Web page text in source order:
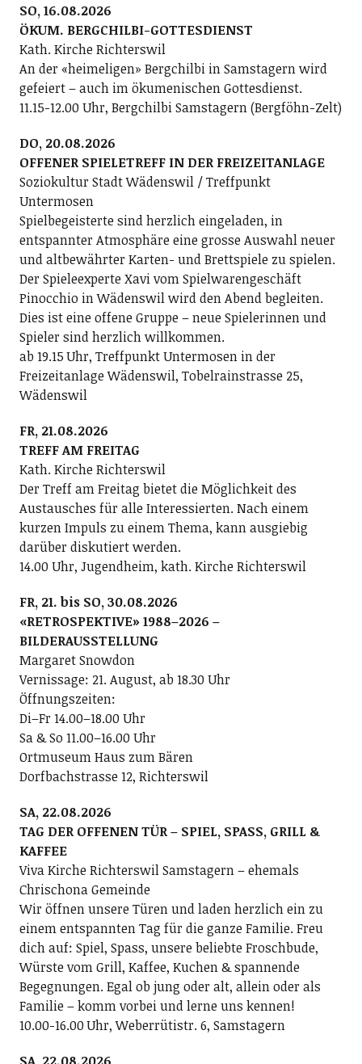
SO, 16.08.2026
ÖKUM. BERGCHILBI-GOTTESDIENST
Kath. Kirche Richterswil
An der «heimeligen» Bergchilbi in Samstagern wird
gefeiert – auch im ökumenischen Gottesdienst.
11.15-12.00 Uhr, Bergchilbi Samstagern (Bergföhn-Zelt)
DO, 20.08.2026
OFFENER SPIELETREFF IN DER FREIZEITANLAGE
Soziokultur Stadt Wädenswil / Treffpunkt
Untermosen
Spielbegeisterte sind herzlich eingeladen, in
entspannter Atmosphäre eine grosse Auswahl neuer
und altbewährter Karten- und Brettspiele zu spielen.
Der Spieleexperte Xavi vom Spielwarengeschäft
Pinocchio in Wädenswil wird den Abend begleiten.
Dies ist eine offene Gruppe – neue Spielerinnen und
Spieler sind herzlich willkommen.
ab 19.15 Uhr, Treffpunkt Untermosen in der
Freizeitanlage Wädenswil, Tobelrainstrasse 25,
Wädenswil
FR, 21.08.2026
TREFF AM FREITAG
Kath. Kirche Richterswil
Der Treff am Freitag bietet die Möglichkeit des
Austausches für alle Interessierten. Nach einem
kurzen Impuls zu einem Thema, kann ausgiebig
darüber diskutiert werden.
14.00 Uhr, Jugendheim, kath. Kirche Richterswil
FR, 21. bis SO, 30.08.2026
«RETROSPEKTIVE» 1988–2026 –
BILDERAUSSTELLUNG
Margaret Snowdon
Vernissage: 21. August, ab 18.30 Uhr
Öffnungszeiten:
Di–Fr 14.00–18.00 Uhr
Sa & So 11.00–16.00 Uhr
Ortmuseum Haus zum Bären
Dorfbachstrasse 12, Richterswil
SA, 22.08.2026
TAG DER OFFENEN TÜR – SPIEL, SPASS, GRILL &
KAFFEE
Viva Kirche Richterswil Samstagern – ehemals
Chrischona Gemeinde
Wir öffnen unsere Türen und laden herzlich ein zu
einem entspannten Tag für die ganze Familie. Freu
dich auf: Spiel, Spass, unsere beliebte Froschbude,
Würste vom Grill, Kaffee, Kuchen & spannende
Begegnungen. Egal ob jung oder alt, allein oder als
Familie – komm vorbei und lerne uns kennen!
10.00-16.00 Uhr, Weberrütistr. 6, Samstagern